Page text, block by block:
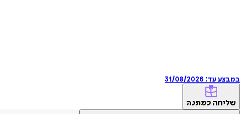
במבצע עד: 31/08/2026
שליחה כמתנה